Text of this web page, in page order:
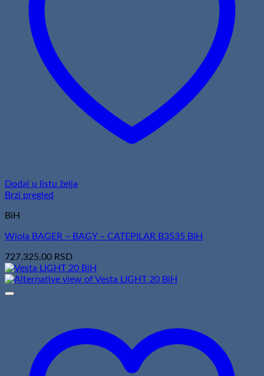
Dodaj u listu želja
Brzi pregled
BiH
Wiola BAGER – BAGY – CATEPILAR B3535 BiH
727.325,00 RSD